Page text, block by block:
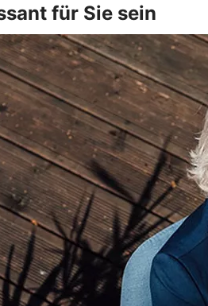
für Sie sein